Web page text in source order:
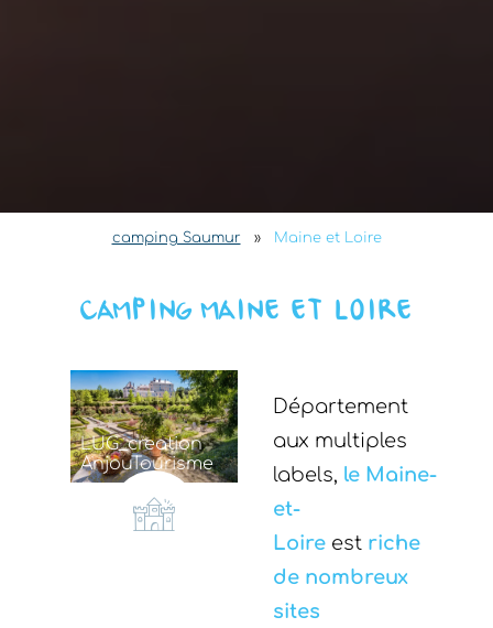
camping Saumur » Maine et Loire
CAMPING MAINE ET LOIRE
LUG_creation
AnjouTourisme
Département
aux multiples
labels, le Maine-
et-
Loire est riche
de nombreux
sites